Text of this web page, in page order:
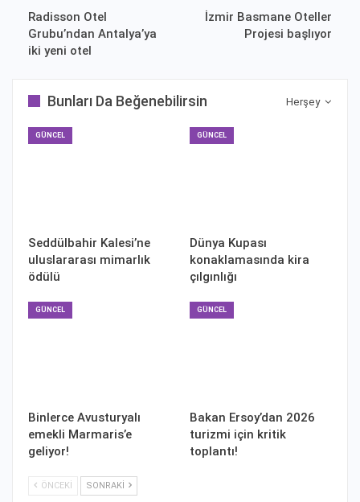
Radisson Otel
Grubu’ndan Antalya’ya
iki yeni otel
İzmir Basmane Oteller
Projesi başlıyor
Herşey
Bunları Da Beğenebilirsin
GÜNCEL
Seddülbahir Kalesi’ne
uluslararası mimarlık
ödülü
GÜNCEL
Dünya Kupası
konaklamasında kira
çılgınlığı
GÜNCEL
Binlerce Avusturyalı
emekli Marmaris’e
geliyor!
GÜNCEL
Bakan Ersoy’dan 2026
turizmi için kritik
toplantı!
ÖNCEKI SONRAKI